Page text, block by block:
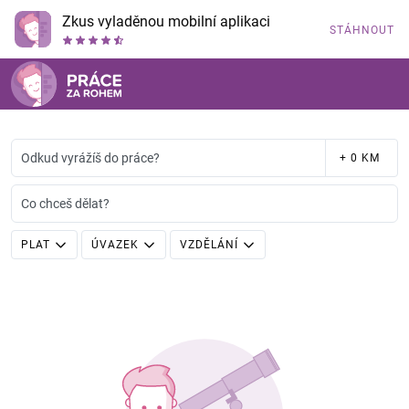
Zkus vyladěnou mobilní aplikaci STÁHNOUT
Odkud vyrážíš do práce? + 0 KM
Co chceš dělat?
PLAT ÚVAZEK VZDĚLÁNÍ